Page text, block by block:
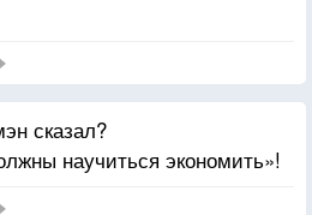
сказал?
научиться экономить»!